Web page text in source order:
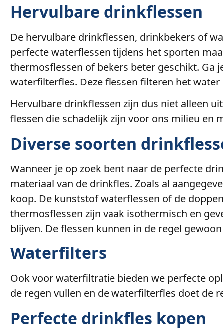
Hervulbare drinkflessen
De hervulbare drinkflessen, drinkbekers of
perfecte waterflessen tijdens het sporten
thermosflessen of bekers beter geschikt. Ga
waterfilterfles. Deze flessen filteren het
Hervulbare drinkflessen zijn dus niet alleen
flessen die schadelijk zijn voor ons milieu
Diverse soorten
Wanneer je op zoek bent naar de perfecte
materiaal van de drinkfles. Zoals al
koop. De kunststof waterflessen of de
thermosflessen zijn vaak isothermisch en
blijven. De flessen kunnen in de regel
Waterfilters
Ook voor waterfiltratie bieden we perfecte
de regen vullen en de waterfilterfles doet de
Perfecte drinkfles kopen